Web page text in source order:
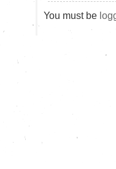
You must be